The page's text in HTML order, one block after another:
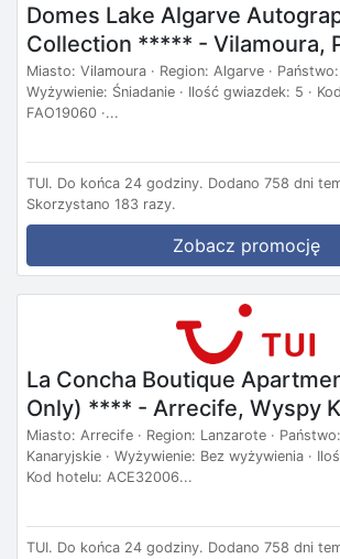
Domes Lake Algarve
Collection ***** - Vilamoura,
Miasto: Vilamoura · Region: Algarve ·
Wyżywienie: Śniadanie · Ilość gwiazdek: 5 ·
FAO19060 ·...
TUI. Do końca 24 godziny. Dodano 758 dni
Skorzystano 183 razy.
Zobacz promocję
La Concha Boutique
Only) **** - Arrecife, Wyspy
Miasto: Arrecife · Region: Lanzarote ·
Kanaryjskie · Wyżywienie: Bez wyżywienia ·
Kod hotelu: ACE32006...
TUI. Do końca 24 godziny. Dodano 758 dni